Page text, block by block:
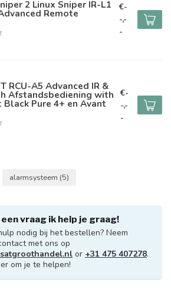
2 Linux Sniper IR-L1
Remote
€-
-,-
-
RCU-A5 Advanced IR &
Afstandsbediening with
Pure 4+ en Avant
€-
-,-
-
alarmsysteem (5)
een vraag ik help je graag!
nodig bij het bestellen? Neem
met ons op
or +31 475 407278.
om je te helpen!